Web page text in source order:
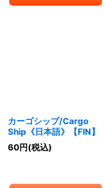
カーゴシップ/Cargo
Ship《日本語》【FIN】
60円(税込)